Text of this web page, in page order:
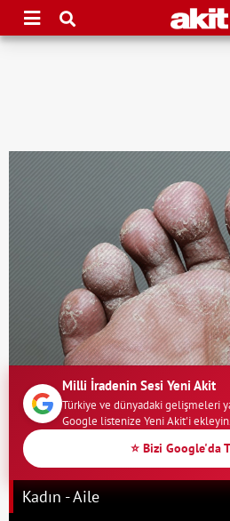
Milli İradenin Sesi Yeni Akit
Türkiye ve dünyadaki gelişmeleri
Google listenize Yeni Akit'i ekleyin.
⭐ Bizi Google'da
Kadın - Aile